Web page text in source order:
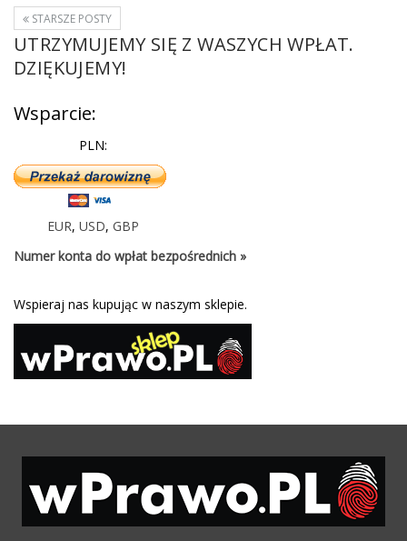
STARSZE POSTY
UTRZYMUJEMY SIĘ Z WASZYCH WPŁAT.
DZIĘKUJEMY!
Wsparcie:
PLN:
EUR, USD, GBP
Numer konta do wpłat bezpośrednich »
Wspieraj nas kupując w naszym sklepie.